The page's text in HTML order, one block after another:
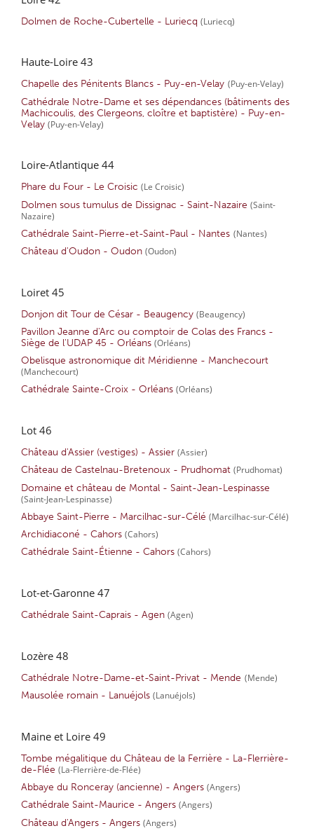
Dolmen de Roche-Cubertelle - Luriecq (Luriecq)
Haute-Loire 43
Chapelle des Pénitents Blancs - Puy-en-Velay (Puy-en-Velay)
Cathédrale Notre-Dame et ses dépendances (bâtiments des
Machicoulis, des Clergeons, cloître et baptistère) - Puy-en-
Velay (Puy-en-Velay)
Loire-Atlantique 44
Phare du Four - Le Croisic (Le Croisic)
Dolmen sous tumulus de Dissignac - Saint-Nazaire (Saint-
Nazaire)
Cathédrale Saint-Pierre-et-Saint-Paul - Nantes (Nantes)
Château d'Oudon - Oudon (Oudon)
Loiret 45
Donjon dit Tour de César - Beaugency (Beaugency)
Pavillon Jeanne d'Arc ou comptoir de Colas des Francs -
Siège de l'UDAP 45 - Orléans (Orléans)
Obelisque astronomique dit Méridienne - Manchecourt
(Manchecourt)
Cathédrale Sainte-Croix - Orléans (Orléans)
Lot 46
Château d'Assier (vestiges) - Assier (Assier)
Château de Castelnau-Bretenoux - Prudhomat (Prudhomat)
Domaine et château de Montal - Saint-Jean-Lespinasse
(Saint-Jean-Lespinasse)
Abbaye Saint-Pierre - Marcilhac-sur-Célé (Marcilhac-sur-Célé)
Archidiaconé - Cahors (Cahors)
Cathédrale Saint-Étienne - Cahors (Cahors)
Lot-et-Garonne 47
Cathédrale Saint-Caprais - Agen (Agen)
Lozère 48
Cathédrale Notre-Dame-et-Saint-Privat - Mende (Mende)
Mausolée romain - Lanuéjols (Lanuéjols)
Maine et Loire 49
Tombe mégalitique du Château de la Ferrière - La-Flerrière-
de-Flée (La-Flerrière-de-Flée)
Abbaye du Ronceray (ancienne) - Angers (Angers)
Cathédrale Saint-Maurice - Angers (Angers)
Château d'Angers - Angers (Angers)